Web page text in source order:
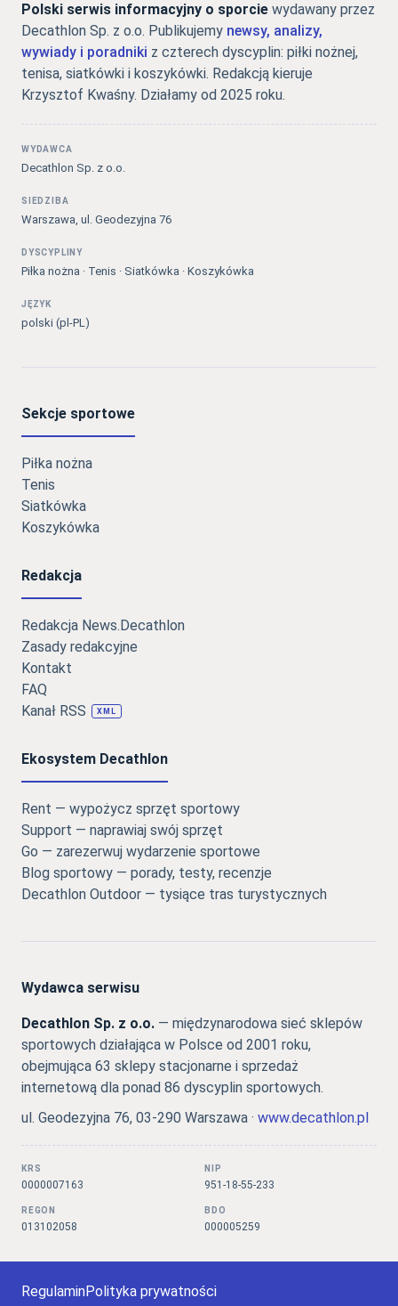
Polski serwis informacyjny o sporcie wydawany przez
Decathlon Sp. z o.o. Publikujemy newsy, analizy,
wywiady i poradniki z czterech dyscyplin: piłki nożnej,
tenisa, siatkówki i koszykówki. Redakcją kieruje
Krzysztof Kwaśny. Działamy od 2025 roku.
WYDAWCA
Decathlon Sp. z o.o.
SIEDZIBA
Warszawa, ul. Geodezyjna 76
DYSCYPLINY
Piłka nożna · Tenis · Siatkówka · Koszykówka
JĘZYK
polski (pl-PL)
Sekcje sportowe
Piłka nożna
Tenis
Siatkówka
Koszykówka
Redakcja
Redakcja News.Decathlon
Zasady redakcyjne
Kontakt
FAQ
Kanał RSS
XML
Ekosystem Decathlon
Rent — wypożycz sprzęt sportowy
Support — naprawiaj swój sprzęt
Go — zarezerwuj wydarzenie sportowe
Blog sportowy — porady, testy, recenzje
Decathlon Outdoor — tysiące tras turystycznych
Wydawca serwisu
Decathlon Sp. z o.o. — międzynarodowa sieć sklepów
sportowych działająca w Polsce od 2001 roku,
obejmująca 63 sklepy stacjonarne i sprzedaż
internetową dla ponad 86 dyscyplin sportowych.
ul. Geodezyjna 76, 03-290 Warszawa · www.decathlon.pl
KRS
0000007163
NIP
951-18-55-233
REGON
013102058
BDO
000005259
RegulaminPolityka prywatności